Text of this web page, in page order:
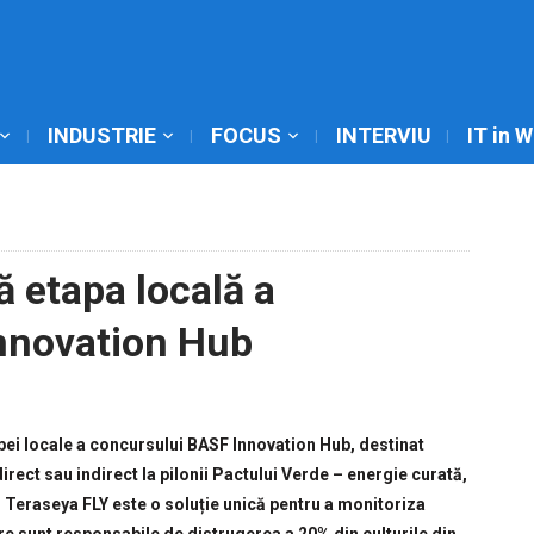
INDUSTRIE FOCUS INTERVIU IT in
etapa locală a
Hub
locale a concursului BASF Innovation Hub, destinat
sau indirect la pilonii Pactului Verde – energie curată,
FLY este o soluție unică pentru a monitoriza